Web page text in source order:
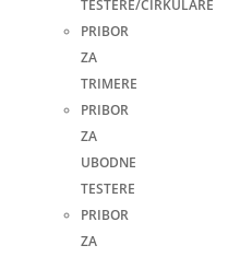
TESTERE/CIRKULARE
PRIBOR
ZA
TRIMERE
PRIBOR
ZA
UBODNE
TESTERE
PRIBOR
ZA